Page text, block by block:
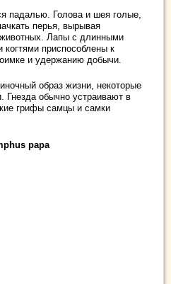
падалью. Голова и шея голые,
перья, вырывая
Лапы с длинными
приспособлены к
и удержанию добычи.
образ жизни, некоторые
Гнезда обычно устраивают в
грифы самцы и самки
papa